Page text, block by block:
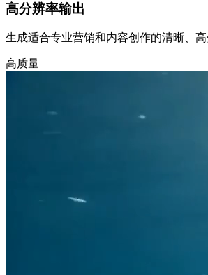
高分辨率输出
生成适合专业营销和内容创作的清晰、高
高质量